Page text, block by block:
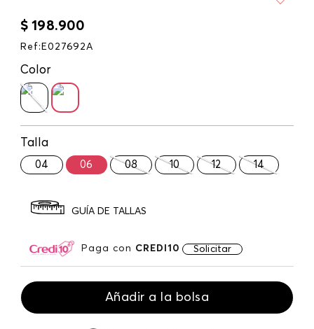
$ 198.900
Ref : E027692A
Color
Talla
04 06 08 10 12 14
GUÍA DE TALLAS
Paga con CREDI10 Solicitar
Añadir a la bolsa